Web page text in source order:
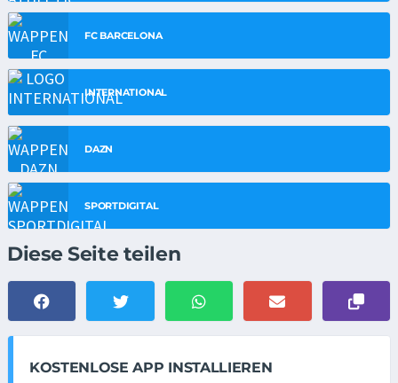
FC BARCELONA
INTERNATIONAL
DAZN
SPORTDIGITAL
Diese Seite teilen
KOSTENLOSE APP INSTALLIEREN